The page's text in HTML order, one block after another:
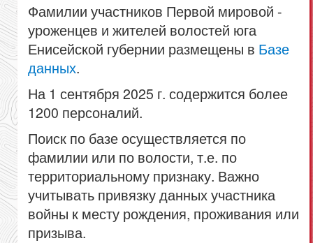
Фамилии участников Первой мировой -
уроженцев и жителей волостей юга
Енисейской губернии размещены в Базе
данных.
На 1 сентября 2025 г. содержится более
1200 персоналий.
Поиск по базе осуществляется по
фамилии или по волости, т.е. по
территориальному признаку. Важно
учитывать привязку данных участника
войны к месту рождения, проживания или
призыва.